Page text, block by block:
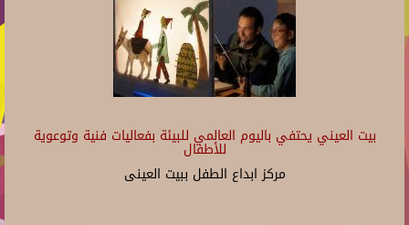
بيت العيني يحتفي باليوم العالمي للبيئة بفعاليات فنية وتوعوية
للأطفال
مركز ابداع الطفل ببيت العينى